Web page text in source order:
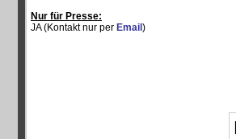
Nur für Presse:
JA (Kontakt nur per Email )